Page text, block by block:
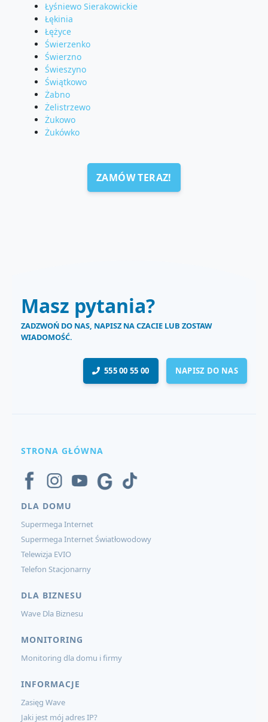
Łyśniewo Sierakowickie
Łękinia
Łężyce
Świerzenko
Świerzno
Świeszyno
Świątkowo
Żabno
Żelistrzewo
Żukowo
Żukówko
ZAMÓW TERAZ!
Masz pytania?
ZADZWOŃ DO NAS, NAPISZ NA CZACIE LUB ZOSTAW
WIADOMOŚĆ.
555 00 55 00 NAPISZ DO NAS
STRONA GŁÓWNA
DLA DOMU
Supermega Internet
Supermega Internet Światłowodowy
Telewizja EVIO
Telefon Stacjonarny
DLA BIZNESU
Wave Dla Biznesu
MONITORING
Monitoring dla domu i firmy
INFORMACJE
Zasięg Wave
Jaki jest mój adres IP?